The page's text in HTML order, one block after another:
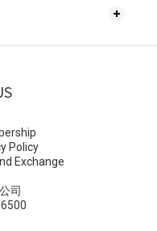
Policy
Exchange
司